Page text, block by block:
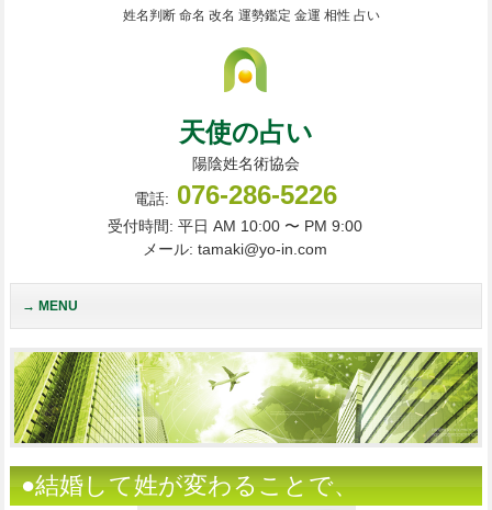
姓名判断 命名 改名 運勢鑑定 金運 相性 占い
天使の占い
陽陰姓名術協会
電話: 076-286-5226
受付時間: 平日 AM 10:00 〜 PM 9:00
メール: tamaki@yo-in.com
MENU
●結婚して姓が変わることで、